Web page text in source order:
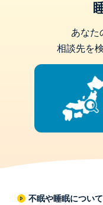
あなた
相談先を
不眠や睡眠について